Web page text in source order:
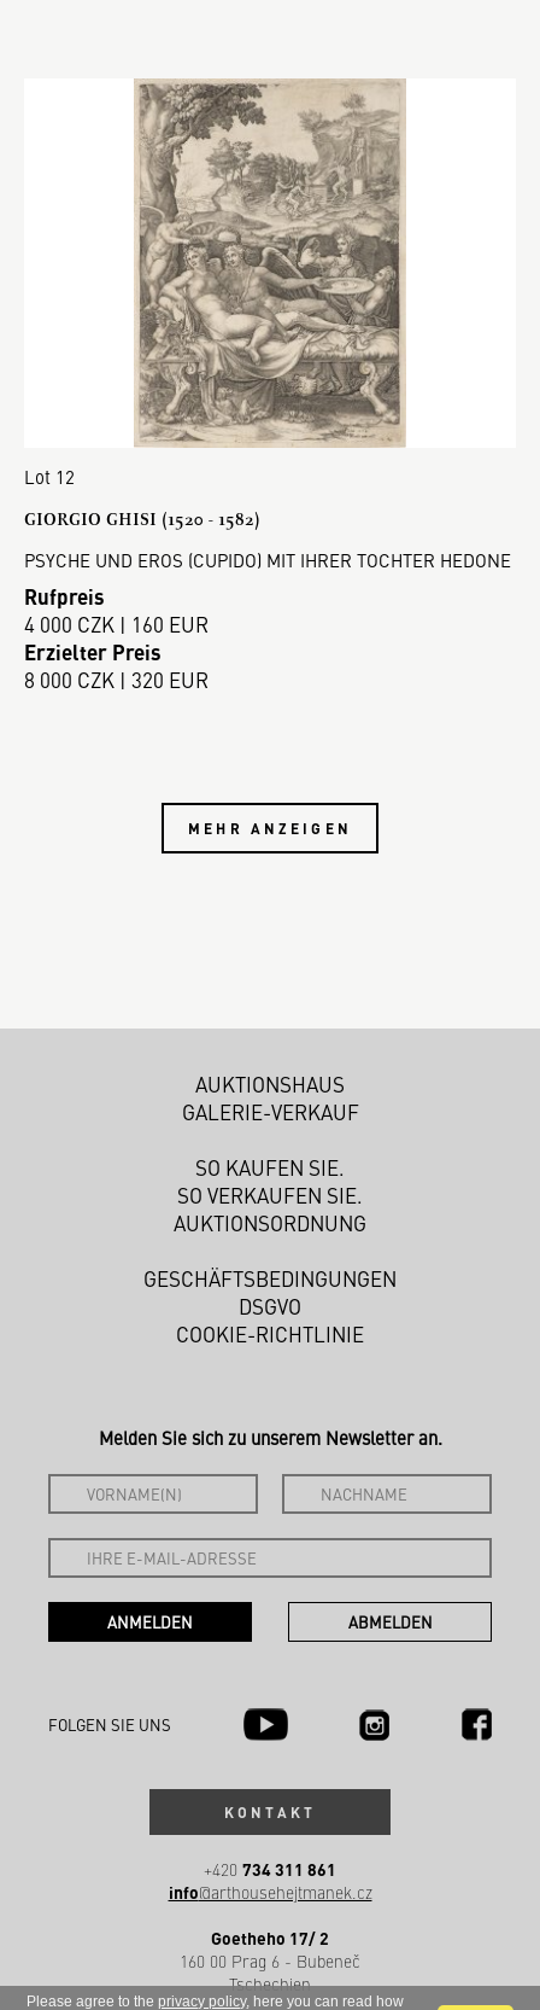
Please agree to theprivacy policy, here you can read how
Lot 12
GIORGIO GHISI (1520 - 1582)
PSYCHE UND EROS (CUPIDO) MIT IHRER TOCHTER HEDONE
Rufpreis
4 000 CZK | 160 EUR
Erzielter Preis
8 000 CZK | 320 EUR
MEHR ANZEIGEN
AUKTIONSHAUS
GALERIE-VERKAUF
SO KAUFEN SIE.
SO VERKAUFEN SIE.
AUKTIONSORDNUNG
GESCHÄFTSBEDINGUNGEN
DSGVO
COOKIE-RICHTLINIE
Melden Sie sich zu unserem Newsletter an.
FOLGEN SIE UNS
KONTAKT
+420 734 311 861
info@arthousehejtmanek.cz
Goetheho 17/ 2
160 00 Prag 6 - Bubeneč
Tschechien